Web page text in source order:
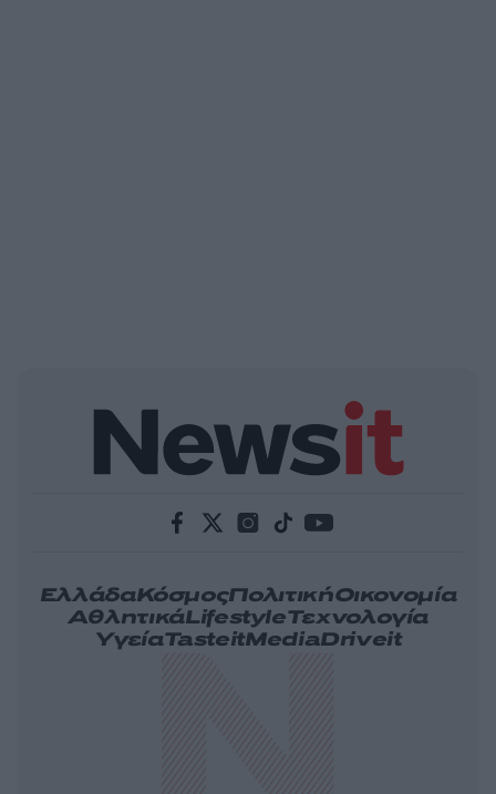
ΕλλάδαΚόσμοςΠολιτικήΟικονομία
ΑθλητικάLifestyleΤεχνολογία
ΥγείαTasteitMediaDriveit